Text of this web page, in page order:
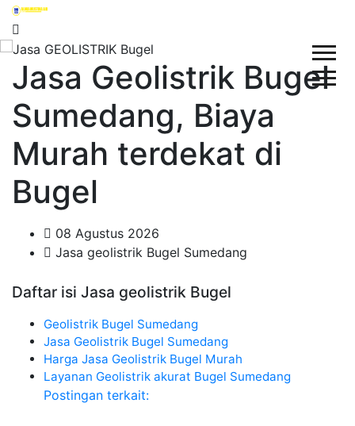
Jasa Geolistrik Bugel
Sumedang, Biaya
Murah terdekat di
Bugel
08 Agustus 2026
Jasa geolistrik Bugel Sumedang
Daftar isi Jasa geolistrik Bugel
Geolistrik Bugel Sumedang
Jasa Geolistrik Bugel Sumedang
Harga Jasa Geolistrik Bugel Murah
Layanan Geolistrik akurat Bugel Sumedang
Postingan terkait: